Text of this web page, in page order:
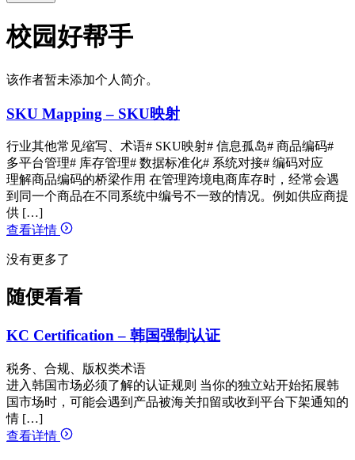
校园好帮手
该作者暂未添加个人简介。
SKU Mapping – SKU映射
行业其他常见缩写、术语# SKU映射# 信息孤岛# 商品编码#
多平台管理# 库存管理# 数据标准化# 系统对接# 编码对应
理解商品编码的桥梁作用 在管理跨境电商库存时，经常会遇
到同一个商品在不同系统中编号不一致的情况。例如供应商提
供 […]
查看详情
没有更多了
随便看看
KC Certification – 韩国强制认证
税务、合规、版权类术语
进入韩国市场必须了解的认证规则 当你的独立站开始拓展韩
国市场时，可能会遇到产品被海关扣留或收到平台下架通知的
情 […]
查看详情